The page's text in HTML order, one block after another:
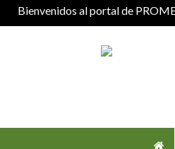
Bienvenidos al portal de